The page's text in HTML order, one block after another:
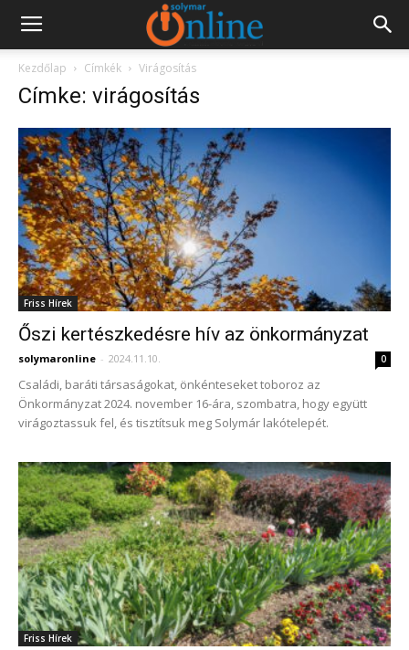
Kezdőlap Címkék Virágosítás
Címke: virágosítás
Friss Hírek
Őszi kertészkedésre hív az önkormányzat
solymaronline - 2024.11.10. 0
Családi, baráti társaságokat, önkénteseket toboroz az
Önkormányzat 2024. november 16-ára, szombatra, hogy együtt
virágoztassuk fel, és tisztítsuk meg Solymár lakótelepét.
Friss Hírek